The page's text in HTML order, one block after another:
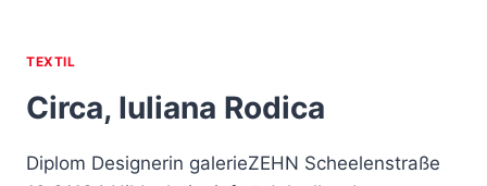
TEXTIL
Circa, Iuliana Rodica
Diplom Designerin galerieZEHN Scheelenstraße